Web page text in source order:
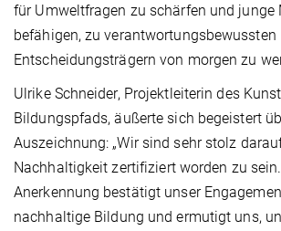
für Umweltfragen zu schärfen und junge
befähigen, zu verantwortungsbewussten
Entscheidungsträgern von morgen zu
Ulrike Schneider, Projektleiterin des
Bildungspfads, äußerte sich begeistert
Auszeichnung: „Wir sind sehr stolz
Nachhaltigkeit zertifiziert worden zu
Anerkennung bestätigt unser
nachhaltige Bildung und ermutigt uns,